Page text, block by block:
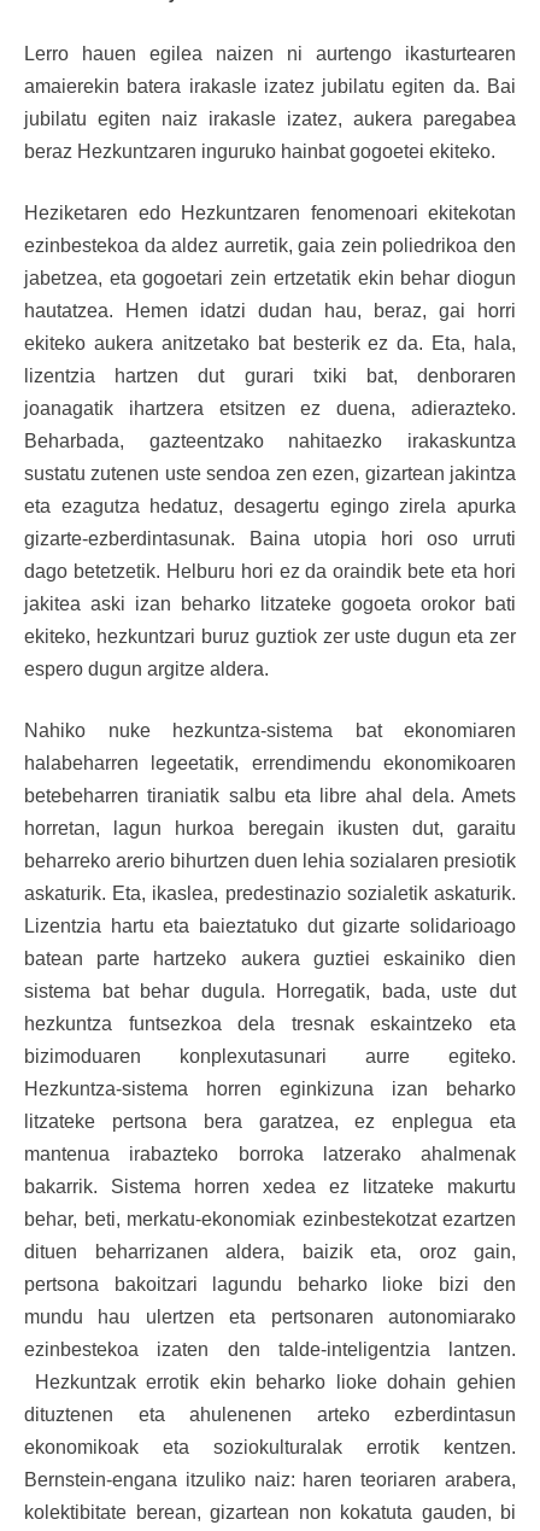
Lerro hauen egilea naizen ni aurtengo ikasturtearen
amaierekin batera irakasle izatez jubilatu egiten da. Bai
jubilatu egiten naiz irakasle izatez, aukera paregabea
beraz Hezkuntzaren inguruko hainbat gogoetei ekiteko.
Heziketaren edo Hezkuntzaren fenomenoari ekitekotan
ezinbestekoa da aldez aurretik, gaia zein poliedrikoa den
jabetzea, eta gogoetari zein ertzetatik ekin behar diogun
hautatzea. Hemen idatzi dudan hau, beraz, gai horri
ekiteko aukera anitzetako bat besterik ez da. Eta, hala,
lizentzia hartzen dut gurari txiki bat, denboraren
joanagatik ihartzera etsitzen ez duena, adierazteko.
Beharbada, gazteentzako nahitaezko irakaskuntza
sustatu zutenen uste sendoa zen ezen, gizartean jakintza
eta ezagutza hedatuz, desagertu egingo zirela apurka
gizarte-ezberdintasunak. Baina utopia hori oso urruti
dago betetzetik. Helburu hori ez da oraindik bete eta hori
jakitea aski izan beharko litzateke gogoeta orokor bati
ekiteko, hezkuntzari buruz guztiok zer uste dugun eta zer
espero dugun argitze aldera.
Nahiko nuke hezkuntza-sistema bat ekonomiaren
halabeharren legeetatik, errendimendu ekonomikoaren
betebeharren tiraniatik salbu eta libre ahal dela. Amets
horretan, lagun hurkoa beregain ikusten dut, garaitu
beharreko arerio bihurtzen duen lehia sozialaren presiotik
askaturik. Eta, ikaslea, predestinazio sozialetik askaturik.
Lizentzia hartu eta baieztatuko dut gizarte solidarioago
batean parte hartzeko aukera guztiei eskainiko dien
sistema bat behar dugula. Horregatik, bada, uste dut
hezkuntza funtsezkoa dela tresnak eskaintzeko eta
bizimoduaren konplexutasunari aurre egiteko.
Hezkuntza-sistema horren eginkizuna izan beharko
litzateke pertsona bera garatzea, ez enplegua eta
mantenua irabazteko borroka latzerako ahalmenak
bakarrik. Sistema horren xedea ez litzateke makurtu
behar, beti, merkatu-ekonomiak ezinbestekotzat ezartzen
dituen beharrizanen aldera, baizik eta, oroz gain,
pertsona bakoitzari lagundu beharko lioke bizi den
mundu hau ulertzen eta pertsonaren autonomiarako
ezinbestekoa izaten den talde-inteligentzia lantzen.
Hezkuntzak errotik ekin beharko lioke dohain gehien
dituztenen eta ahulenenen arteko ezberdintasun
ekonomikoak eta soziokulturalak errotik kentzen.
Bernstein-engana itzuliko naiz: haren teoriaren arabera,
kolektibitate berean, gizartean non kokatuta gauden, bi